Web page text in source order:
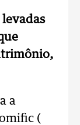
a
(